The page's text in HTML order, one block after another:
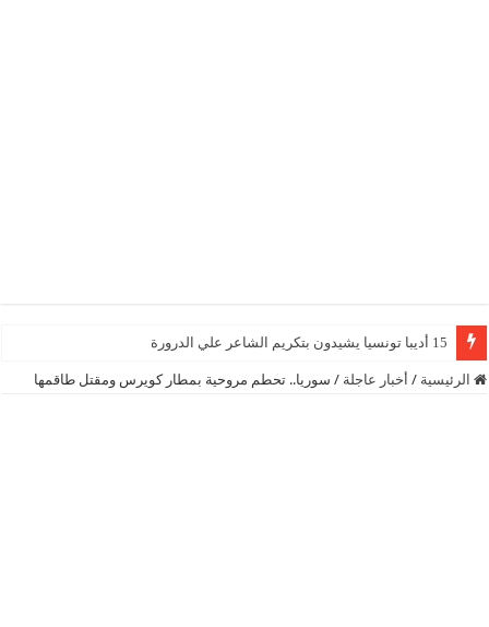
15 أديبا تونسيا يشيدون بتكريم الشاعر علي الدرورة
الرئيسية / أخبار عاجلة / سوريا.. تحطم مروحية بمطار كويرس ومقتل طاقمها